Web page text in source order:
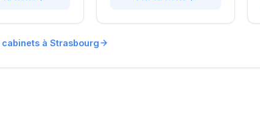
une
4,6/5 sur
la
les secteurs et niveaux.
à Strasbourg